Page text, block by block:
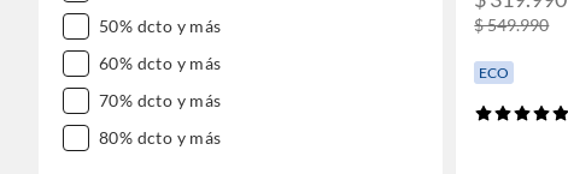
50% dcto y más
60% dcto y más
70% dcto y más
80% dcto y más
$ 549.990
ECO